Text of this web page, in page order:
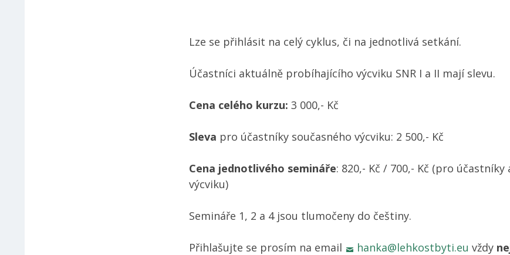
Lze se přihlásit na celý cyklus, či na jednotlivá setkání.
Účastníci aktuálně probíhajícího výcviku SNR I a II mají slevu.
Cena celého kurzu: 3 000,- Kč
Sleva pro účastníky současného výcviku: 2 500,- Kč
Cena jednotlivého semináře: 820,- Kč / 700,- Kč (pro
výcviku)
Semináře 1, 2 a 4 jsou tlumočeny do češtiny.
Přihlašujte se prosím na email hanka@lehkostbyti.eu vždy